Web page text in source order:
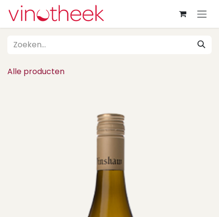
Overslaan naar inhoud
Alle producten